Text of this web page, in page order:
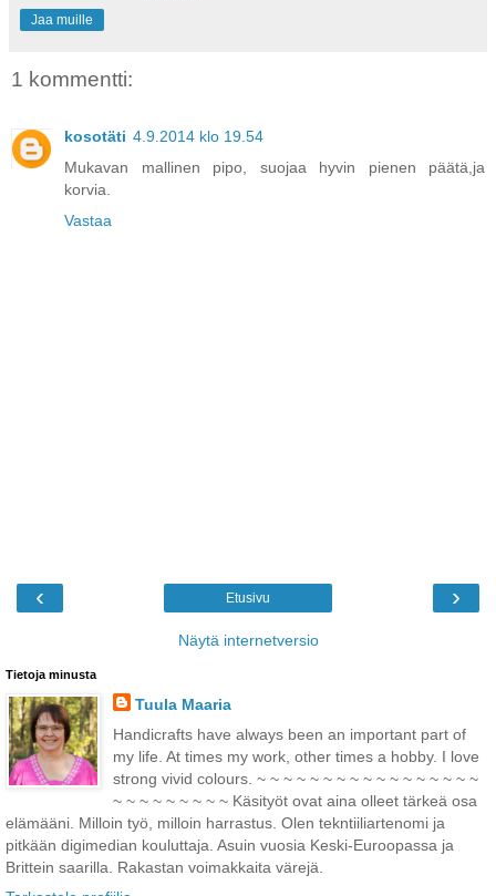
Jaa muille
1 kommentti:
kosotäti 4.9.2014 klo 19.54
Mukavan mallinen pipo, suojaa hyvin pienen päätä,ja
korvia.
Vastaa
‹ ›
Etusivu
Näytä internetversio
Tietoja minusta
Tuula Maaria
Handicrafts have always been an important part of
my life. At times my work, other times a hobby. I love
strong vivid colours. ~ ~ ~ ~ ~ ~ ~ ~ ~ ~ ~ ~ ~ ~ ~ ~ ~
~ ~ ~ ~ ~ ~ ~ ~ ~ Käsityöt ovat aina olleet tärkeä osa
elämääni. Milloin työ, milloin harrastus. Olen tekntiiliartenomi ja
pitkään digimedian kouluttaja. Asuin vuosia Keski-Euroopassa ja
Brittein saarilla. Rakastan voimakkaita värejä.